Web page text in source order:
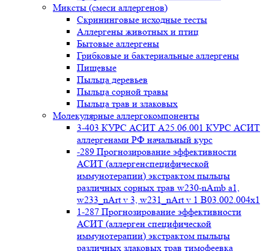
Миксты (смеси аллергенов)
Cкрининговые исходные тесты
Аллергены животных и птиц
Бытовые аллергены
Грибковые и бактериальные аллергены
Пищевые
Пыльца деревьев
Пыльца сорной травы
Пыльца трав и злаковых
Молекулярные аллергокомпоненты
3-403 КУРС АСИТ А25.06.001 КУРС АСИТ
аллергенами РФ начальный курс
-289 Прогнозирование эффективности
АСИТ (аллергенспецифической
иммунотерапии) экстрактом пыльцы
различных сорных трав w230-nAmb a1,
w233_nArt v 3, w231_nArt v 1 В03.002.004x1
1-287 Прогнозирование эффективности
АСИТ (аллерген специфической
иммунотерапии) экстрактом пыльцы
различных злаковых трав тимофеевка